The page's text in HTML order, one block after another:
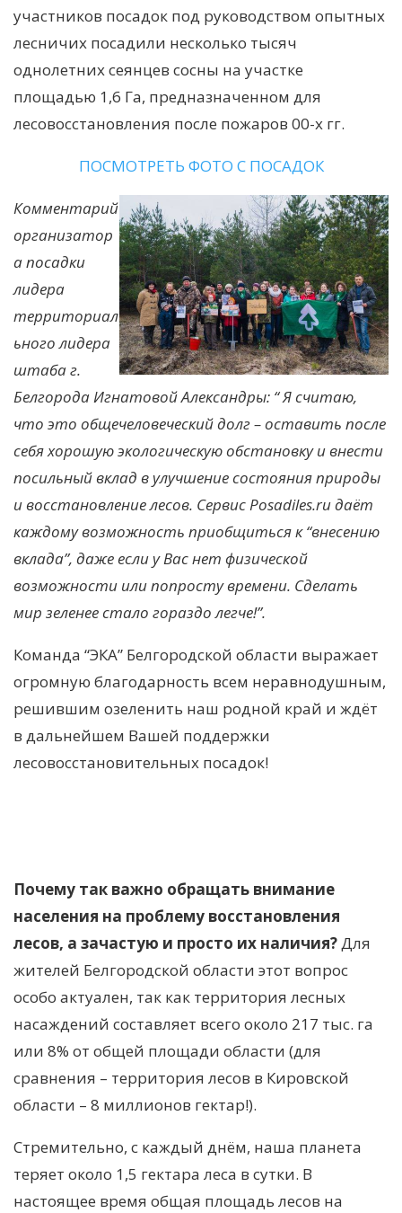
участников посадок под руководством опытных
лесничих посадили несколько тысяч
однолетних сеянцев сосны на участке
площадью 1,6 Га, предназначенном для
лесовосстановления после пожаров 00-х гг.
ПОСМОТРЕТЬ ФОТО С ПОСАДОК
Комментарий
организатор
а посадки
лидера
территориал
ьного лидера
штаба г.
Белгорода Игнатовой Александры: “ Я считаю,
что это общечеловеческий долг – оставить после
себя хорошую экологическую обстановку и внести
посильный вклад в улучшение состояния природы
и восстановление лесов. Сервис Posadiles.ru даёт
каждому возможность приобщиться к “внесению
вклада”, даже если у Вас нет физической
возможности или попросту времени. Сделать
мир зеленее стало гораздо легче!”.
Команда “ЭКА” Белгородской области выражает
огромную благодарность всем неравнодушным,
решившим озеленить наш родной край и ждёт
в дальнейшем Вашей поддержки
лесовосстановительных посадок!
Почему так важно обращать внимание
населения на проблему восстановления
лесов, а зачастую и просто их наличия? Для
жителей Белгородской области этот вопрос
особо актуален, так как территория лесных
насаждений составляет всего около 217 тыс. га
или 8% от общей площади области (для
сравнения – территория лесов в Кировской
области – 8 миллионов гектар!).
Стремительно, с каждый днём, наша планета
теряет около 1,5 гектара леса в сутки. В
настоящее время общая площадь лесов на